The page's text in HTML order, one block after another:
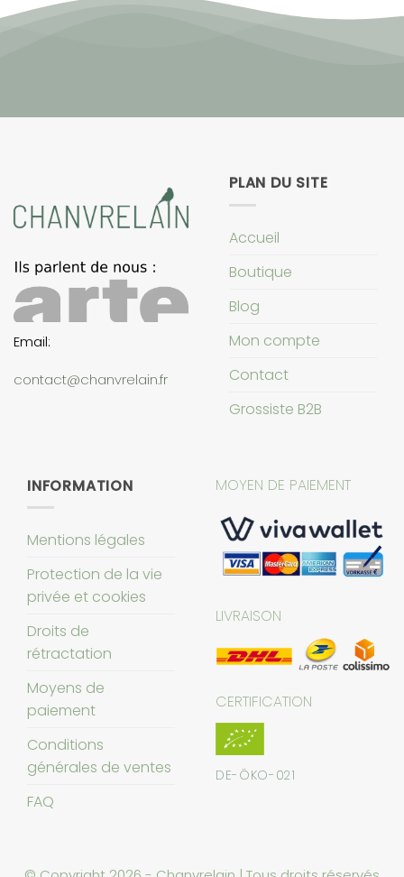
Email:
contact@chanvrelain.fr
PLAN DU SITE
Accueil
Boutique
Blog
Mon compte
Contact
Grossiste B2B
INFORMATION
Mentions légales
Protection de la vie
privée et cookies
Droits de
rétractation
Moyens de
paiement
Conditions
générales de ventes
FAQ
MOYEN DE PAIEMENT
LIVRAISON
CERTIFICATION
DE-ÖKO-021